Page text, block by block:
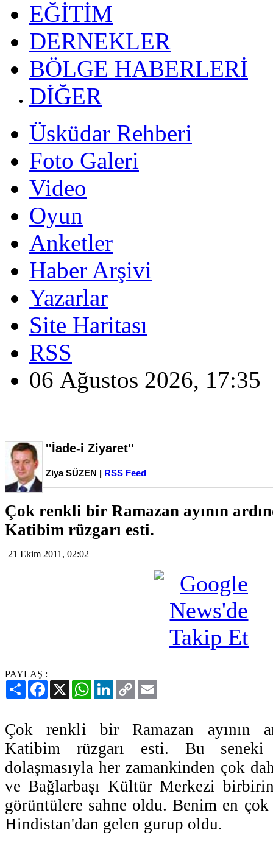
EĞİTİM
DERNEKLER
BÖLGE HABERLERİ
DİĞER
Üsküdar Rehberi
Foto Galeri
Video
Oyun
Anketler
Haber Arşivi
Yazarlar
Site Haritası
RSS
06 Ağustos 2026, 17:35
''İade-i Ziyaret''
Ziya SÜZEN | RSS Feed
Çok renkli bir Ramazan ayının
Katibim rüzgarı esti.
21 Ekim 2011, 02:02
PAYLAŞ :
PaylaşFacebook
X WhatsAppLinkedIn
Copy
Link
Çok renkli bir Ramazan ayının
Katibim rüzgarı esti. Bu seneki
dolaşmasıyla her zamankinden çok
ve Bağlarbaşı Kültür Merkezi
görüntülere sahne oldu. Benim en
Hindistan'dan gelen gurup oldu.